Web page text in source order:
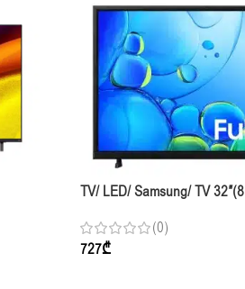
TV/ LED/ Samsung/ TV
1920×1080 HDMIx2 USBx1
T/2/C/S/S2 100×100
(0)
727₾